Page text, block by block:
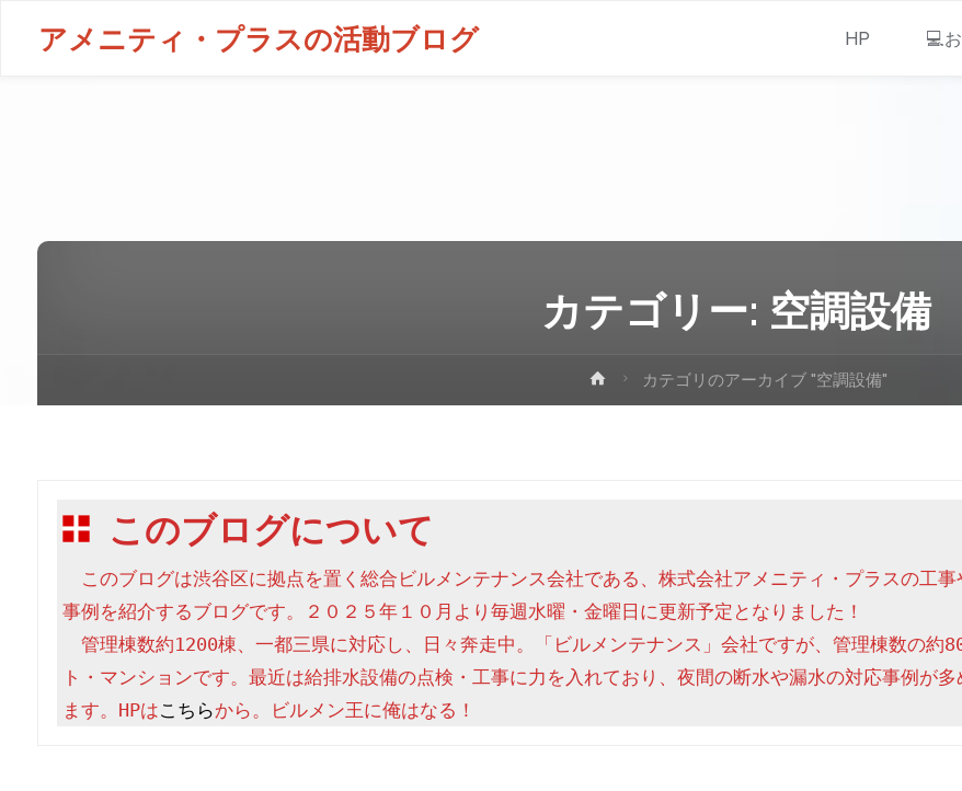
アメニティ・プラスの活動ブログ HP 💻
カテゴリー: 空調設備
カテゴリのアーカイブ "空調設備"
このブログについて
このブログは渋谷区に拠点を置く総合ビルメンテナンス会社である、株式会社アメニティ・プラスの工事
事例を紹介するブログです。２０２５年１０月より毎週水曜・金曜日に更新予定となりました！
管理棟数約1200棟、一都三県に対応し、日々奔走中。「ビルメンテナンス」会社ですが、管理棟数の約
ト・マンションです。最近は給排水設備の点検・工事に力を入れており、夜間の断水や漏水の対応事例が
ます。HPはこちらから。ビルメン王に俺はなる！